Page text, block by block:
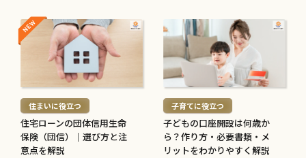
続
き
む
>
NEW
NEW
住まいに役立つ
住宅ローンの団体信用生命
保険（団信）｜選び方と注
意点を解説
続
き
を
読
む
> 子育てに役立つ
子どもの口座開設は何歳か
ら？作り方・必要書類・メ
リットをわかりやすく解説